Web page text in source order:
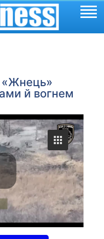
«Жнець»
й вогнем